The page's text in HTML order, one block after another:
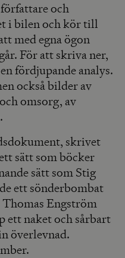
och
i bilen och kör till
med egna ögon
För att skriva ner,
fördjupande analys.
också bilder av
omsorg, av
skrivet
sätt som böcker
sätt som Stig
ett sönderbombat
Engström
ett naket och sårbart
överlevnad.